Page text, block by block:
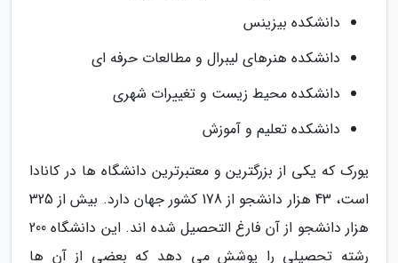
دانشکده بیزینس
دانشکده هنرهای لیبرال و مطالعات حرفه ای
دانشکده محیط زیست و تغییرات شهری
دانشکده تعلیم و آموزش
یورک که یکی از بزرگترین و معتبرترین دانشگاه ها در کانادا
است، 43 هزار دانشجو از 178 کشور جهان دارد. بیش از 325
هزار دانشجو از آن فارغ التحصیل شده اند. این دانشگاه 200
رشته تحصیلی را پوشش می دهد که بعضی از آن ها